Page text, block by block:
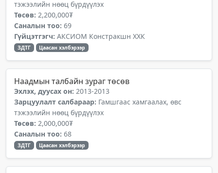
тэжээлийн нөөц бүрдүүлэх
Төсөв: 2,200,000₮
Саналын тоо: 69
Гүйцэтгэгч: АКСИОМ Констракшн ХХК
ЗДТГ Цаасан хэлбэрээр
Наадмын талбайн зураг төсөв
Эхлэх, дуусах он: 2013-2013
Зарцуулалт салбараар: Гамшгаас хамгаалах, өвс
тэжээлийн нөөц бүрдүүлэх
Төсөв: 2,000,000₮
Саналын тоо: 68
ЗДТГ Цаасан хэлбэрээр